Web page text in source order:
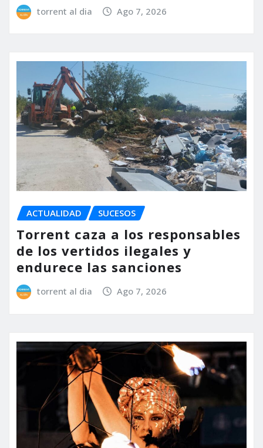
torrent al dia Ago 7, 2026
ACTUALIDAD SUCESOS
Torrent caza a los responsables
de los vertidos ilegales y
endurece las sanciones
torrent al dia Ago 7, 2026